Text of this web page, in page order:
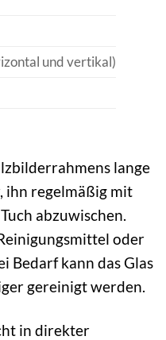
und vertikal)
lange
ihn regelmäßig mit
abzuwischen.
oder
Bedarf kann das Glas
gereinigt werden.
in direkter